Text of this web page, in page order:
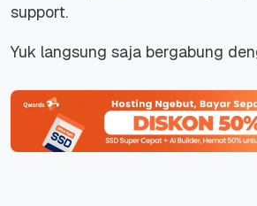
support.
Yuk langsung saja bergabung